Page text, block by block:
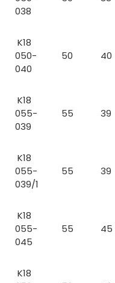
038
K18
050-
040
50 40
K18
055-
039
55 39
K18
055-
039/1
55 39
K18
055-
045
55 45
K18